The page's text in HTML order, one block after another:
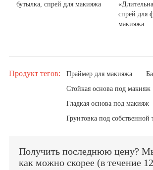
бутылка, спрей для макияжа
спрей для
макияжа
Продукт тегов: Праймер для макияжа
Стойкая основа под макияж
Гладкая основа под макияж
Грунтовка под собственной
Получить последнюю цену?
как можно скорее (в течение